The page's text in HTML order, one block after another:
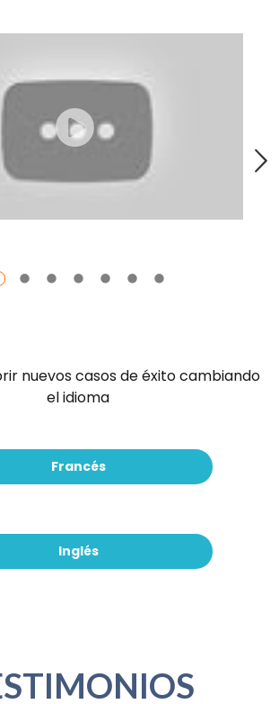
nuevos casos de éxito cambiando
el idioma
Francés
Inglés